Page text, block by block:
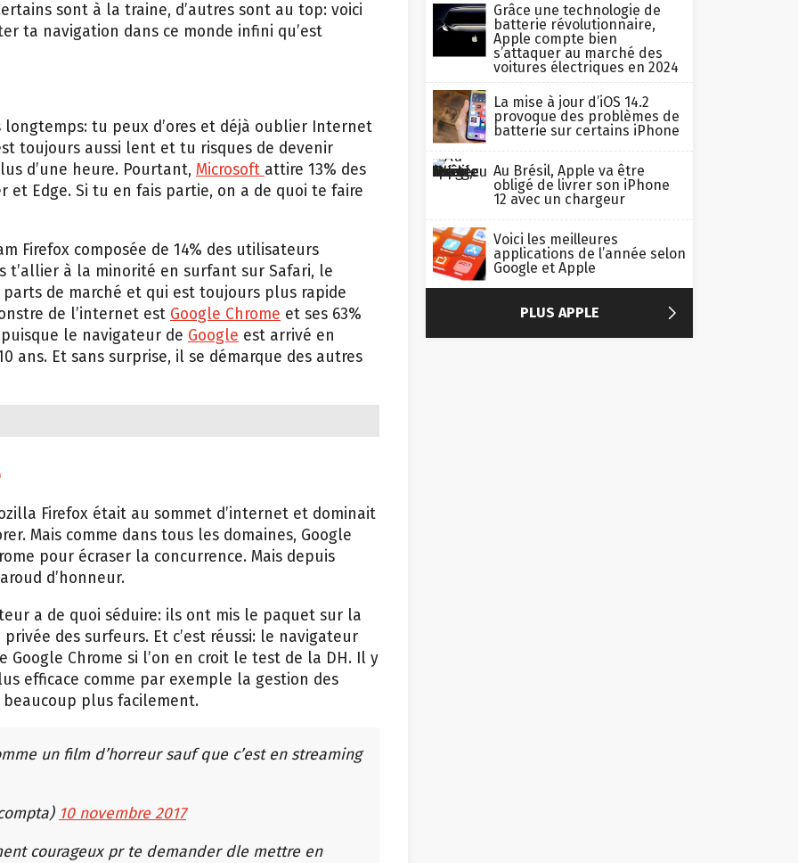
sont à la traine, d’autres sont au top: voici
ta navigation dans ce monde infini qu’est
tu peux d’ores et déjà oublier Internet
toujours aussi lent et tu risques de devenir
d’une heure. Pourtant, Microsoft attire 13% des
Edge. Si tu en fais partie, on a de quoi te faire
Firefox composée de 14% des utilisateurs
t’allier à la minorité en surfant sur Safari, le
de marché et qui est toujours plus rapide
de l’internet est Google Chrome et ses 63%
le navigateur de Google est arrivé en
ans. Et sans surprise, il se démarque des autres
Firefox était au sommet d’internet et dominait
Mais comme dans tous les domaines, Google
pour écraser la concurrence. Mais depuis
d’honneur.
a de quoi séduire: ils ont mis le paquet sur la
des surfeurs. Et c’est réussi: le navigateur
Chrome si l’on en croit le test de la DH. Il y
efficace comme par exemple la gestion des
plus facilement.
un film d’horreur sauf que c’est en streaming
10 novembre 2017
courageux pr te demander dle mettre en
Grâce une technologie de
batterie révolutionnaire,
Apple compte bien
s’attaquer au marché des
voitures électriques en 2024
La mise à jour d’iOS 14.2
provoque des problèmes de
batterie sur certains iPhone
Au Brésil, Apple va être
obligé de livrer son iPhone
12 avec un chargeur
Voici les meilleures
applications de l’année selon
Google et Apple
PLUS APPLE 